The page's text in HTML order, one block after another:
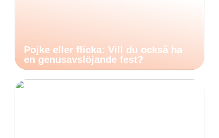
Pojke eller flicka: Vill du också ha
en genusavslöjande fest?